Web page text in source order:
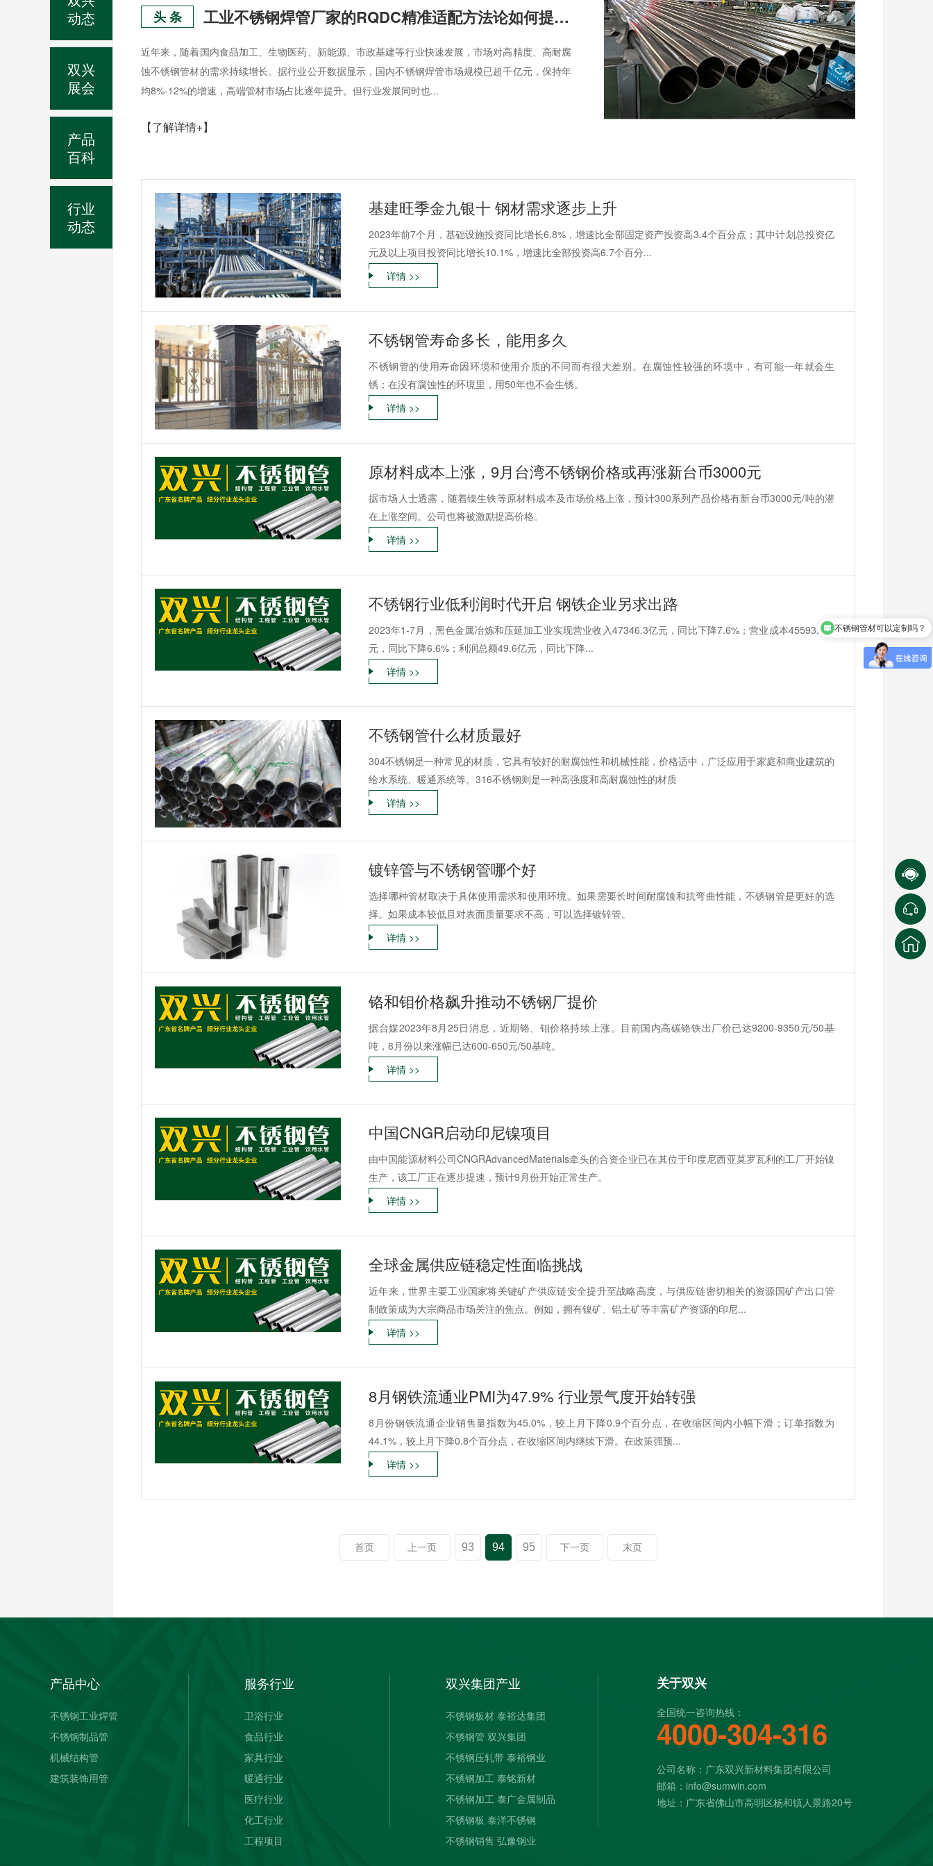
头 条 工业不锈钢焊管厂家的RQDC精准适配方法论如何提升客户价值？
近年来，随着国内食品加工、生物医药、新能源、市政基建等行业快速发展，市场对高精度、高耐腐
蚀不锈钢管材的需求持续增长。据行业公开数据显示，国内不锈钢焊管市场规模已超千亿元，保持年
均8%-12%的增速，高端管材市场占比逐年提升。但行业发展同时也...
【了解详情+】
基建旺季金九银十 钢材需求逐步上升
2023年前7个月，基础设施投资同比增长6.8%，增速比全部固定资产投资高3.4个百分点；其中计划总投资亿
元及以上项目投资同比增长10.1%，增速比全部投资高6.7个百分...
详情 >>
不锈钢管寿命多长，能用多久
不锈钢管的使用寿命因环境和使用介质的不同而有很大差别。在腐蚀性较强的环境中，有可能一年就会生
锈；在没有腐蚀性的环境里，用50年也不会生锈。
详情 >>
原材料成本上涨，9月台湾不锈钢价格或再涨新台币3000元
据市场人士透露，随着镍生铁等原材料成本及市场价格上涨，预计300系列产品价格有新台币3000元/吨的潜
在上涨空间。公司也将被激励提高价格。
详情 >>
不锈钢行业低利润时代开启 钢铁企业另求出路
2023年1-7月，黑色金属冶炼和压延加工业实现营业收入47346.3亿元，同比下降7.6%；营业成本45593.9亿
元，同比下降6.6%；利润总额49.6亿元，同比下降...
详情 >>
不锈钢管什么材质最好
304不锈钢是一种常见的材质，它具有较好的耐腐蚀性和机械性能，价格适中，广泛应用于家庭和商业建筑的
给水系统、暖通系统等。316不锈钢则是一种高强度和高耐腐蚀性的材质
详情 >>
镀锌管与不锈钢管哪个好
选择哪种管材取决于具体使用需求和使用环境。如果需要长时间耐腐蚀和抗弯曲性能，不锈钢管是更好的选
择。如果成本较低且对表面质量要求不高，可以选择镀锌管。
详情 >>
铬和钼价格飙升推动不锈钢厂提价
据台媒2023年8月25日消息，近期铬、钼价格持续上涨。目前国内高碳铬铁出厂价已达9200-9350元/50基
吨，8月份以来涨幅已达600-650元/50基吨。
详情 >>
中国CNGR启动印尼镍项目
由中国能源材料公司CNGRAdvancedMaterials牵头的合资企业已在其位于印度尼西亚莫罗瓦利的工厂开始镍
生产，该工厂正在逐步提速，预计9月份开始正常生产。
详情 >>
全球金属供应链稳定性面临挑战
近年来，世界主要工业国家将关键矿产供应链安全提升至战略高度，与供应链密切相关的资源国矿产出口管
制政策成为大宗商品市场关注的焦点。例如，拥有镍矿、铝土矿等丰富矿产资源的印尼...
详情 >>
8月钢铁流通业PMI为47.9% 行业景气度开始转强
8月份钢铁流通企业销售量指数为45.0%，较上月下降0.9个百分点，在收缩区间内小幅下滑；订单指数为
44.1%，较上月下降0.8个百分点，在收缩区间内继续下滑。在政策强预...
详情 >>
首页 上一页 93 94 95 下一页 末页
动态
双兴
展会
产品
百科
行业
动态
产品中心
不锈钢工业焊管
不锈钢制品管
机械结构管
建筑装饰用管
服务行业
卫浴行业
食品行业
家具行业
暖通行业
医疗行业
化工行业
工程项目
双兴集团产业
不锈钢板材 泰裕达集团
不锈钢管 双兴集团
不锈钢压轧带 泰裕钢业
不锈钢加工 泰铭新材
不锈钢加工 泰广金属制品
不锈钢板 泰洋不锈钢
不锈钢销售 弘豫钢业
关于双兴
全国统一咨询热线：
4000-304-316
公司名称：广东双兴新材料集团有限公司
邮箱：info@sumwin.com
地址：广东省佛山市高明区杨和镇人景路20号
不锈钢管多少钱？